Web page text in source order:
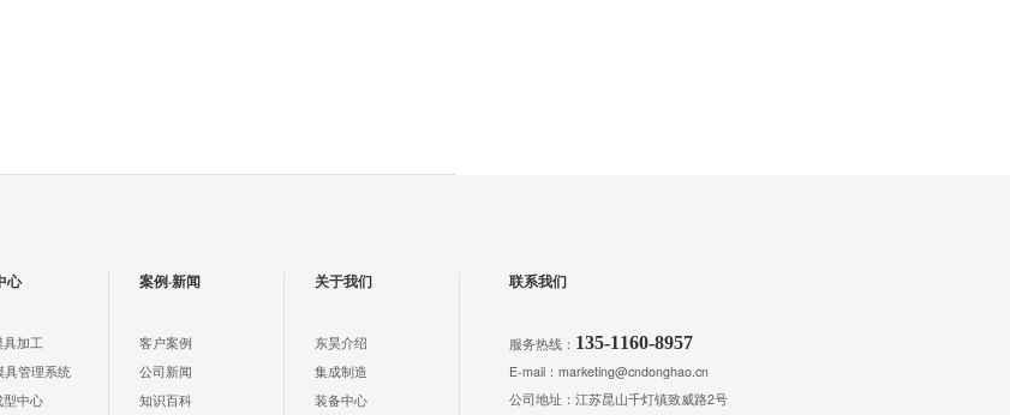
心
加工
具管理系统
型中心
案例·新闻
客户案例
公司新闻
知识百科
关于我们
东昊介绍
集成制造
装备中心
联系我们
服务热线： 135-1160-8957
E-mail：marketing@cndonghao.cn
公司地址：江苏昆山千灯镇致威路2号